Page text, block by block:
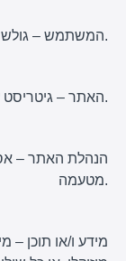
3.1 המשתמש – גולש אשר משתמש בשירותי האתר.
3.2 האתר – גיטריסט על.
מטעמה.